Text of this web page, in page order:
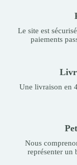
Le site est
paiements
Une livraison en
Nous
représenter un